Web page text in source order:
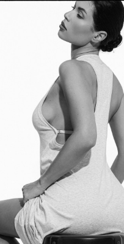
И
ПЕРВЫЙ ЗАКАЗ
Промокод - FLOW10
ЗАРЕГИСТРИРОВАТЬСЯ